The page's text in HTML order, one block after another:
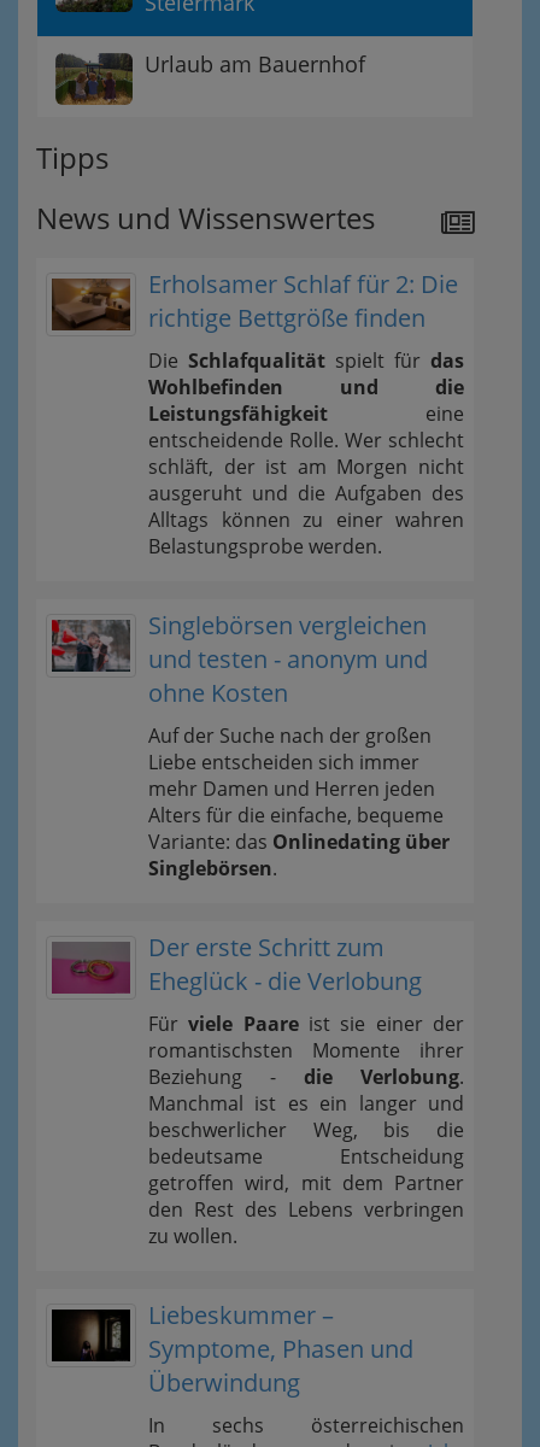
Urlaub am Bauernhof
Tipps
News und Wissenswertes
Erholsamer Schlaf für 2: Die
richtige Bettgröße finden
Die Schlafqualität spielt für das
Wohlbefinden und die
Leistungsfähigkeit eine
entscheidende Rolle. Wer schlecht
schläft, der ist am Morgen nicht
ausgeruht und die Aufgaben des
Alltags können zu einer wahren
Belastungsprobe werden.
Singlebörsen vergleichen
und testen - anonym und
ohne Kosten
Auf der Suche nach der großen
Liebe entscheiden sich immer
mehr Damen und Herren jeden
Alters für die einfache, bequeme
Variante: das Onlinedating über
Singlebörsen.
Der erste Schritt zum
Eheglück - die Verlobung
Fürviele Paareist sie einer der
romantischsten Momente ihrer
Beziehung - die Verlobung.
Manchmal ist es ein langer und
beschwerlicher Weg, bis die
bedeutsame Entscheidung
getroffen wird, mit dem Partner
den Rest des Lebens verbringen
zu wollen.
Liebeskummer –
Symptome, Phasen und
Überwindung
In sechs österreichischen